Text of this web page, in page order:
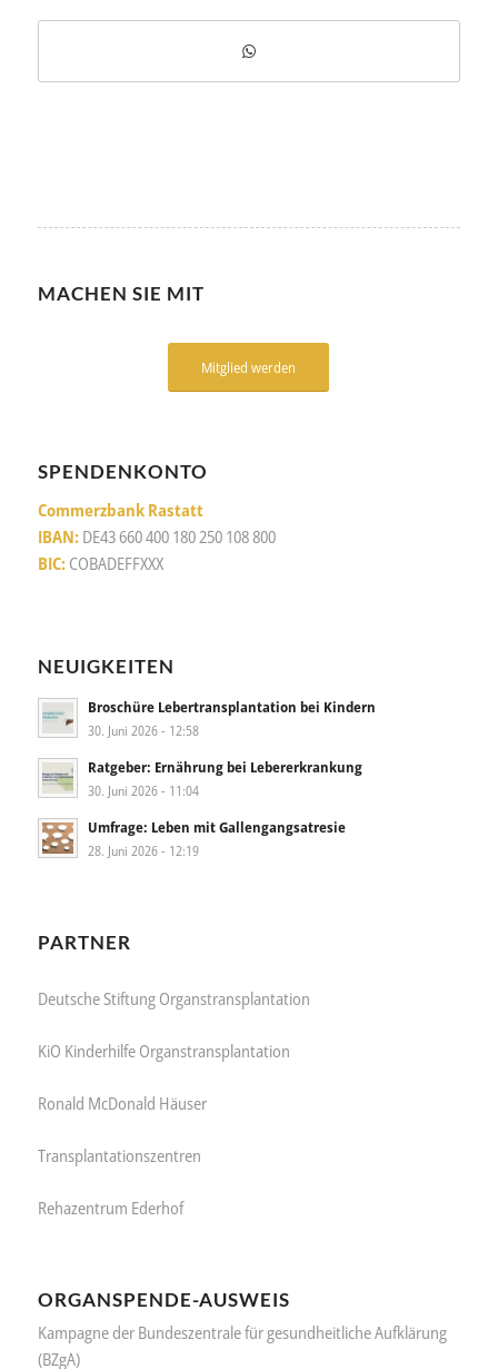
MACHEN SIE MIT
Mitglied werden
SPENDENKONTO
Commerzbank Rastatt
IBAN: DE43 660 400 180 250 108 800
BIC: COBADEFFXXX
NEUIGKEITEN
Broschüre Lebertransplantation bei Kindern
30. Juni 2026 - 12:58
Ratgeber: Ernährung bei Lebererkrankung
30. Juni 2026 - 11:04
Umfrage: Leben mit Gallengangsatresie
28. Juni 2026 - 12:19
PARTNER
Deutsche Stiftung Organstransplantation
KiO Kinderhilfe Organstransplantation
Ronald McDonald Häuser
Transplantationszentren
Rehazentrum Ederhof
ORGANSPENDE-AUSWEIS
Kampagne der Bundeszentrale für gesundheitliche Aufklärung
(BZgA)